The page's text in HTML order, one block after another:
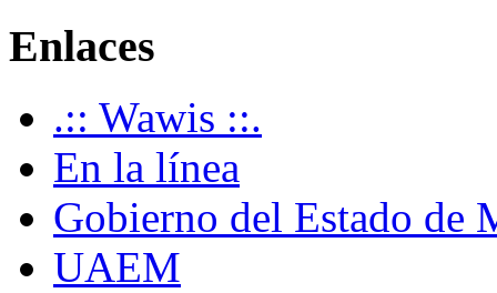
Enlaces
.:: Wawis ::.
En la línea
Gobierno del Estado de
UAEM